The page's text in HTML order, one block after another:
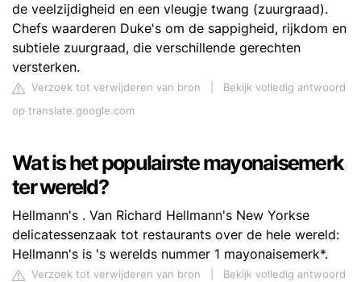
de veelzijdigheid en een vleugje twang (zuurgraad).
Chefs waarderen Duke's om de sappigheid, rijkdom en
subtiele zuurgraad, die verschillende gerechten
versterken.
Verzoek tot verwijderen van bron
Bekijk volledig antwoord
op translate.google.com
Wat is het populairste mayonaisemerk
ter wereld?
Hellmann's . Van Richard Hellmann's New Yorkse
delicatessenzaak tot restaurants over de hele wereld:
Hellmann's is 's werelds nummer 1 mayonaisemerk*.
Verzoek tot verwijderen van bron
Bekijk volledig antwoord